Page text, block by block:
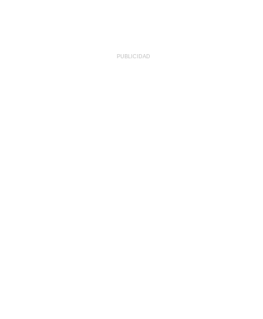
PUBLICIDAD